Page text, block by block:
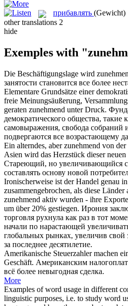
прибавлять (Gewicht)
other translations 2
hide
Exemples with
Die Beschäftigungslage wird
занятости становится все более
Elementare Grundsätze einer
freie Meinungsäußerung,
geraten zunehmend unter Druck.
демократического общества, такие
самовыражения, свобода собраний
подвергаются все возрастающему
Ein alterndes, aberzunehmend von der
Asien wird das Herzstück dieser
Стареющий, но увеличивающийся
составлять основу новой
Ironischerweise ist der Handel genau
zusammengebrochen, als diese
zunehmend aktiv wurden - ihre
um über 20% gestiegen. Ирония
торговля рухнула как раз в тот
начали по нарастающей
глобальных рынках, увеличив свой
за последнее десятилетие.
Amerikanische Steuerzahler machen
Geschäft. Американским
всё более невыгодная сделка.
More
Examples of word usage in different
linguistic purposes, i.e. to study word